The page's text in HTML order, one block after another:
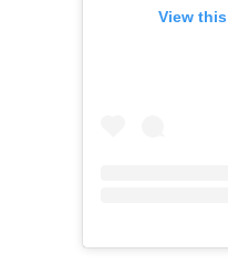
View